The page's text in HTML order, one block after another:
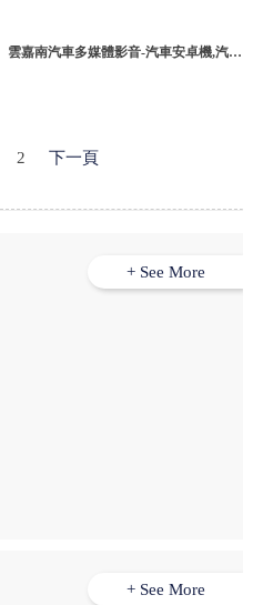
雲嘉南汽車多媒體影音-汽車安卓機,汽車
2 下一頁
+ See More
+ See More